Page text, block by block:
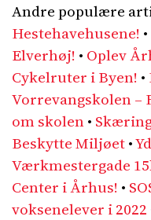
Andre populære
Hestehavehusene! •
Elverhøj! • Oplev
Cykelruter i Byen! •
Vorrevangskolen –
om skolen•
Beskytte Miljøet•
Værkmestergade
Center i Århus! •
voksenelever i 2022